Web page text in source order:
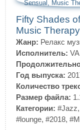
Fifty Shades
Music Therapy
Жанр: Релакс
Исполнитель: VA
Год выпуска:
Количество
Размер файла:
Категории: #Jazz,
#lounge, #2018,